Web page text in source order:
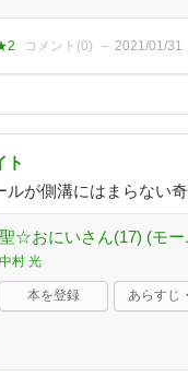
コメント(0) 2021/01/31
ト
ルが側溝にはまらない
聖☆おにいさん(17) (モー
中村 光
本を登録 あらすじ